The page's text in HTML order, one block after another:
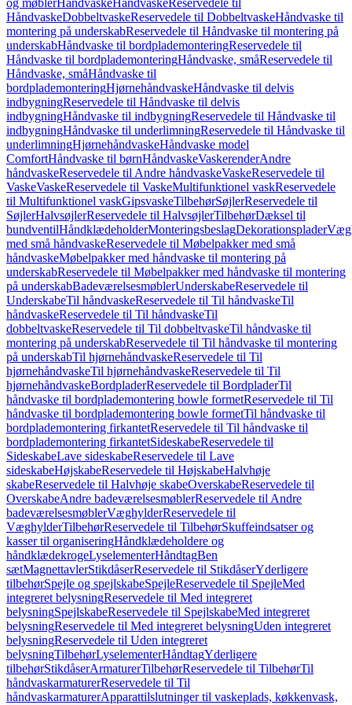
og møblerHåndvaskeHåndvaskeReservedele til
HåndvaskeDobbeltvaskeReservedele til DobbeltvaskeHåndvaske til
montering på underskabReservedele til Håndvaske til montering på
underskabHåndvaske til bordplademonteringReservedele til
Håndvaske til bordplademonteringHåndvaske, småReservedele til
Håndvaske, småHåndvaske til
bordplademonteringHjørnehåndvaskeHåndvaske til delvis
indbygningReservedele til Håndvaske til delvis
indbygningHåndvaske til indbygningReservedele til Håndvaske til
indbygningHåndvaske til underlimningReservedele til Håndvaske til
underlimningHjørnehåndvaskeHåndvaske model
ComfortHåndvaske til børnHåndvaskeVaskerenderAndre
håndvaskeReservedele til Andre håndvaskeVaskeReservedele til
VaskeVaskeReservedele til VaskeMultifunktionel vaskReservedele
til Multifunktionel vaskGipsvaskeTilbehørSøjlerReservedele til
SøjlerHalvsøjlerReservedele til HalvsøjlerTilbehørDæksel til
bundventilHåndklædeholderMonteringsbeslagDekorationsplader
med små håndvaskeReservedele til Møbelpakker med små
håndvaskeMøbelpakker med håndvaske til montering på
underskabReservedele til Møbelpakker med håndvaske til montering
på underskabBadeværelsesmøblerUnderskabeReservedele til
UnderskabeTil håndvaskeReservedele til Til håndvaskeTil
håndvaskeReservedele til Til håndvaskeTil
dobbeltvaskeReservedele til Til dobbeltvaskeTil håndvaske til
montering på underskabReservedele til Til håndvaske til montering
på underskabTil hjørnehåndvaskeReservedele til Til
hjørnehåndvaskeTil hjørnehåndvaskeReservedele til Til
hjørnehåndvaskeBordpladerReservedele til BordpladerTil
håndvaske til bordplademontering bowle formetReservedele til Til
håndvaske til bordplademontering bowle formetTil håndvaske til
bordplademontering firkantetReservedele til Til håndvaske til
bordplademontering firkantetSideskabeReservedele til
SideskabeLave sideskabeReservedele til Lave
sideskabeHøjskabeReservedele til HøjskabeHalvhøje
skabeReservedele til Halvhøje skabeOverskabeReservedele til
OverskabeAndre badeværelsesmøblerReservedele til Andre
badeværelsesmøblerVæghylderReservedele til
VæghylderTilbehørReservedele til TilbehørSkuffeindsatser og
kasser til organiseringHåndklædeholdere og
håndklædekrogeLyselementerHåndtagBen
sætMagnettavlerStikdåserReservedele til StikdåserYderligere
tilbehørSpejle og spejlskabeSpejleReservedele til SpejleMed
integreret belysningReservedele til Med integreret
belysningSpejlskabeReservedele til SpejlskabeMed integreret
belysningReservedele til Med integreret belysningUden integreret
belysningReservedele til Uden integreret
belysningTilbehørLyselementerHåndtagYderligere
tilbehørStikdåserArmaturerTilbehørReservedele til TilbehørTil
håndvaskarmaturerReservedele til Til
håndvaskarmaturerApparattilslutninger til vaskeplads, køkkenvask,